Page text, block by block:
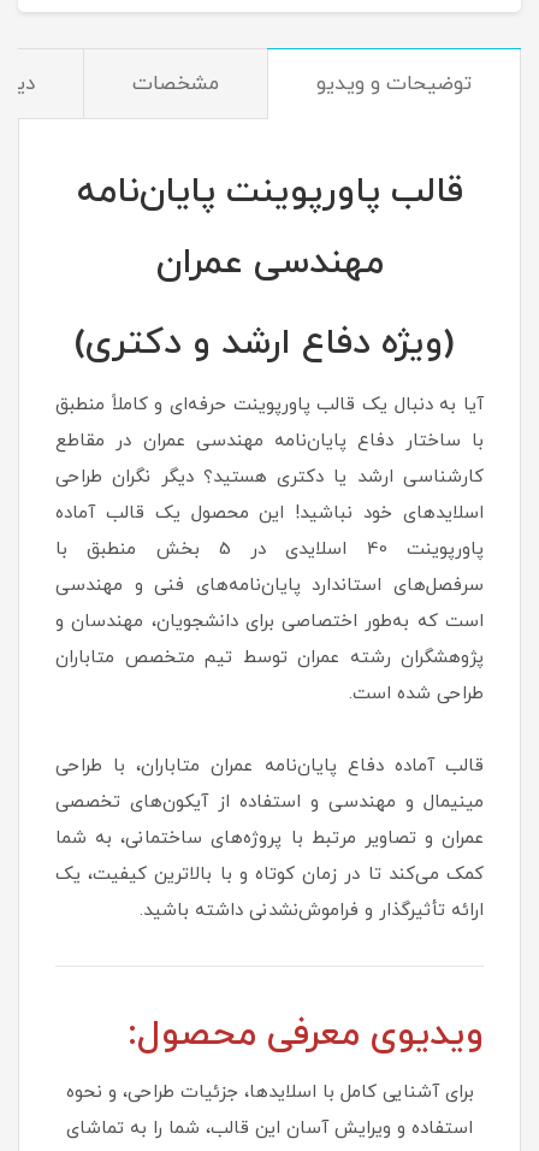
توضیحات و ویدیو مشخصات
قالب پاورپوینت پایان‌نامه
مهندسی عمران
(ویژه دفاع ارشد و دکتری)
آیا به دنبال یک قالب پاورپوینت حرفه‌ای و کاملاً منطبق
با ساختار دفاع پایان‌نامه مهندسی عمران در مقاطع
کارشناسی ارشد یا دکتری هستید؟ دیگر نگران طراحی
اسلایدهای خود نباشید! این محصول یک قالب آماده
پاورپوینت 40 اسلایدی در 5 بخش منطبق با
سرفصل‌های استاندارد پایان‌نامه‌های فنی و مهندسی
است که به‌طور اختصاصی برای دانشجویان، مهندسان و
پژوهشگران رشته عمران توسط تیم متخصص متاباران
طراحی شده است.
قالب آماده دفاع پایان‌نامه عمران متاباران، با طراحی
مینیمال و مهندسی و استفاده از آیکون‌های تخصصی
عمران و تصاویر مرتبط با پروژه‌های ساختمانی، به شما
کمک می‌کند تا در زمان کوتاه و با بالاترین کیفیت، یک
ارائه تأثیرگذار و فراموش‌نشدنی داشته باشید.
ویدیوی معرفی محصول:
برای آشنایی کامل با اسلایدها، جزئیات طراحی، و نحوه
استفاده و ویرایش آسان این قالب، شما را به تماشای